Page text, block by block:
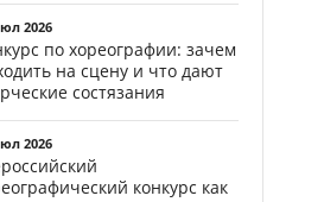
2026
по хореографии: зачем
на сцену и что дают
состязания
2026
конкурс как